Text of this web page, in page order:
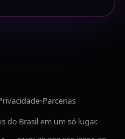
•Parcerias
do Brasil em um só lugar.